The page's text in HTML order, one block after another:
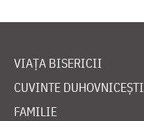
VIAȚA BISERICII
CUVINTE DUHOVNICEȘTI
FAMILIE